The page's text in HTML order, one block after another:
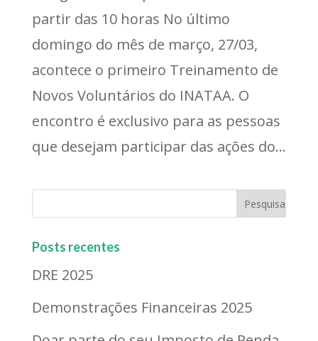
partir das 10 horas No último
domingo do mês de março, 27/03,
acontece o primeiro Treinamento de
Novos Voluntários do INATAA. O
encontro é exclusivo para as pessoas
que desejam participar das ações do...
Posts recentes
DRE 2025
Demonstrações Financeiras 2025